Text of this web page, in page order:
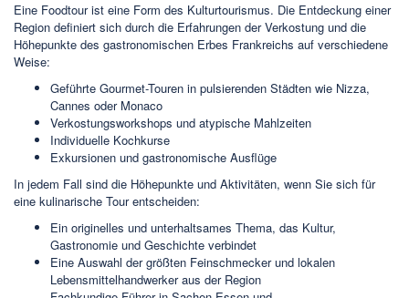
Eine Foodtour ist eine Form des Kulturtourismus. Die Entdeckung einer
Region definiert sich durch die Erfahrungen der Verkostung und die
Höhepunkte des gastronomischen Erbes Frankreichs auf verschiedene
Weise:
Geführte Gourmet-Touren in pulsierenden Städten wie Nizza,
Cannes oder Monaco
Verkostungsworkshops und atypische Mahlzeiten
Individuelle Kochkurse
Exkursionen und gastronomische Ausflüge
In jedem Fall sind die Höhepunkte und Aktivitäten, wenn Sie sich für
eine kulinarische Tour entscheiden:
Ein originelles und unterhaltsames Thema, das Kultur,
Gastronomie und Geschichte verbindet
Eine Auswahl der größten Feinschmecker und lokalen
Lebensmittelhandwerker aus der Region